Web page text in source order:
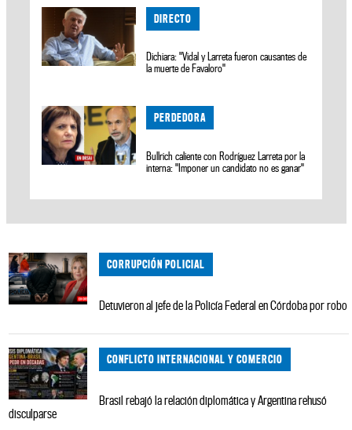
DIRECTO
Dichiara: "Vidal y Larreta fueron causantes de
la muerte de Favaloro"
PERDEDORA
Bullrich caliente con Rodríguez Larreta por la
interna: "Imponer un candidato no es ganar"
CORRUPCIÓN POLICIAL
Detuvieron al jefe de la Policía Federal en Córdoba por robo
CONFLICTO INTERNACIONAL Y COMERCIO
Brasil rebajó la relación diplomática y Argentina rehusó
disculparse